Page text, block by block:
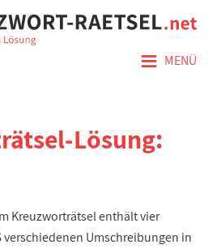
≡ MENÜ
Lösung:
Kreuzworträtsel enthält vier
verschiedenen Umschreibungen in